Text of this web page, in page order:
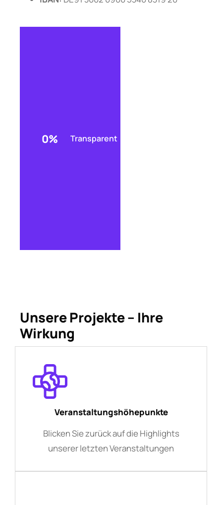
0% Transparent
Unsere Projekte – Ihre
Wirkung
Veranstaltungshöhepunkte
Blicken Sie zurück auf die Highlights
unserer letzten Veranstaltungen